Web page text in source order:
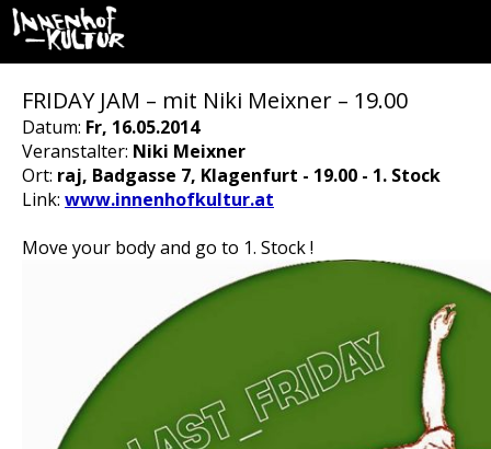
FRIDAY JAM – mit Niki Meixner – 19.00
Datum: Fr, 16.05.2014
Veranstalter: Niki Meixner
Ort: raj, Badgasse 7, Klagenfurt - 19.00 - 1. Stock
Link: www.innenhofkultur.at
Move your body and go to 1. Stock !